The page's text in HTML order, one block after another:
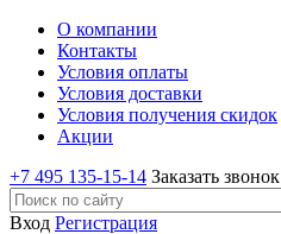
О компании
Контакты
Условия оплаты
Условия доставки
Условия получения скидок
Акции
+7 495 135-15-14 Заказать звонок
Вход Регистрация